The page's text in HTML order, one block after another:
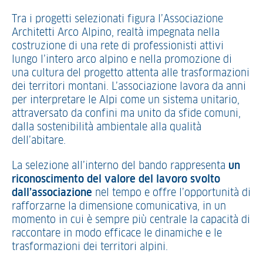
Tra i progetti selezionati figura l’Associazione
Architetti Arco Alpino, realtà impegnata nella
costruzione di una rete di professionisti attivi
lungo l’intero arco alpino e nella promozione di
una cultura del progetto attenta alle trasformazioni
dei territori montani. L’associazione lavora da anni
per interpretare le Alpi come un sistema unitario,
attraversato da confini ma unito da sfide comuni,
dalla sostenibilità ambientale alla qualità
dell’abitare.
La selezione all’interno del bando rappresenta un
riconoscimento del valore del lavoro svolto
dall’associazione nel tempo e offre l’opportunità di
rafforzarne la dimensione comunicativa, in un
momento in cui è sempre più centrale la capacità di
raccontare in modo efficace le dinamiche e le
trasformazioni dei territori alpini.